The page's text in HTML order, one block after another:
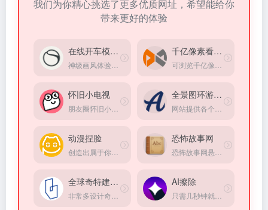
我们为你精心挑选了更多优质网址，希望能给你
带来更好的体验
在线开车模拟器 千亿像素看中国
怀旧小电视 全景图环游世界
动漫捏脸 恐怖故事网
全球奇特建筑大赏 AI擦除